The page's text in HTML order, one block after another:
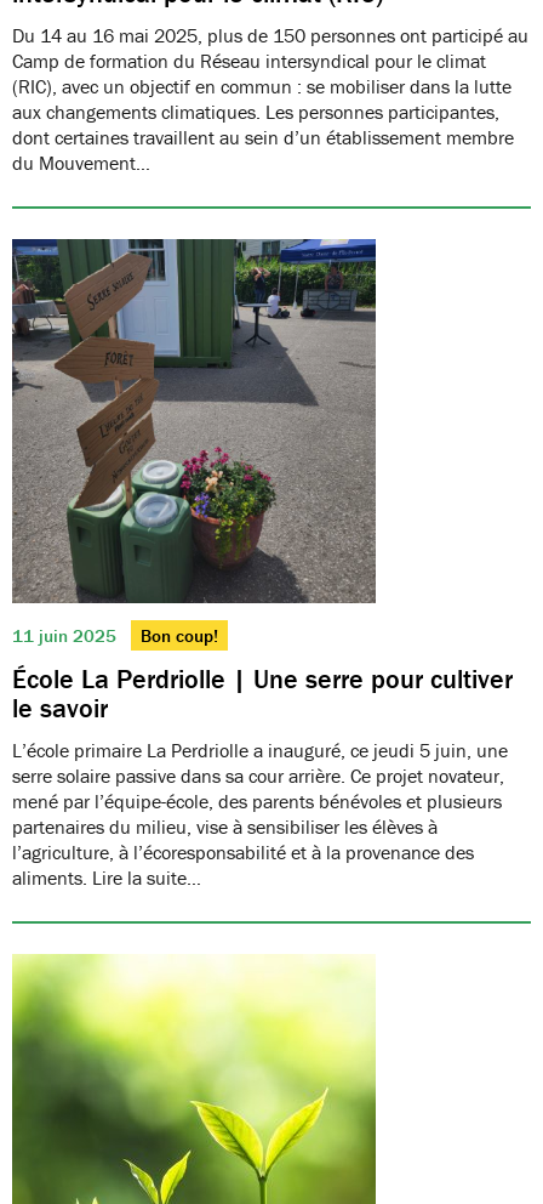
Du 14 au 16 mai 2025, plus de 150 personnes ont participé au
Camp de formation du Réseau intersyndical pour le climat
(RIC), avec un objectif en commun : se mobiliser dans la lutte
aux changements climatiques. Les personnes participantes,
dont certaines travaillent au sein d’un établissement membre
du Mouvement…
11 juin 2025 Bon coup!
École La Perdriolle | Une serre pour cultiver
le savoir
L’école primaire La Perdriolle a inauguré, ce jeudi 5 juin, une
serre solaire passive dans sa cour arrière. Ce projet novateur,
mené par l’équipe-école, des parents bénévoles et plusieurs
partenaires du milieu, vise à sensibiliser les élèves à
l’agriculture, à l’écoresponsabilité et à la provenance des
aliments. Lire la suite…